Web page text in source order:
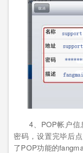
4
POP帐户
密码，设置完毕后
了POP功能的